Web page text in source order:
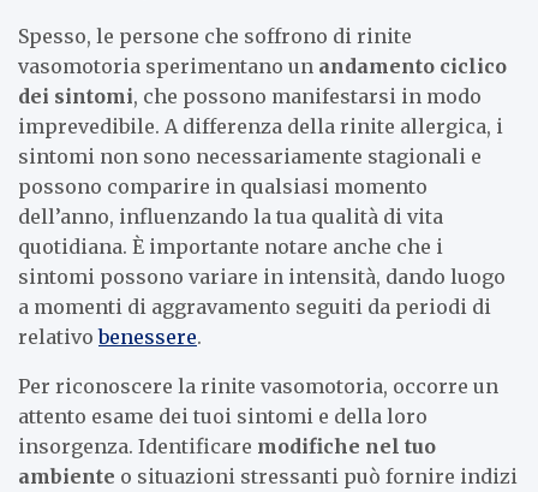
Spesso, le persone che soffrono di rinite
vasomotoria sperimentano un andamento ciclico
dei sintomi, che possono manifestarsi in modo
imprevedibile. A differenza della rinite allergica, i
sintomi non sono necessariamente stagionali e
possono comparire in qualsiasi momento
dell’anno, influenzando la tua qualità di vita
quotidiana. È importante notare anche che i
sintomi possono variare in intensità, dando luogo
a momenti di aggravamento seguiti da periodi di
relativobenessere.
Per riconoscere la rinite vasomotoria, occorre un
attento esame dei tuoi sintomi e della loro
insorgenza. Identificare modifiche nel tuo
ambiente o situazioni stressanti può fornire indizi